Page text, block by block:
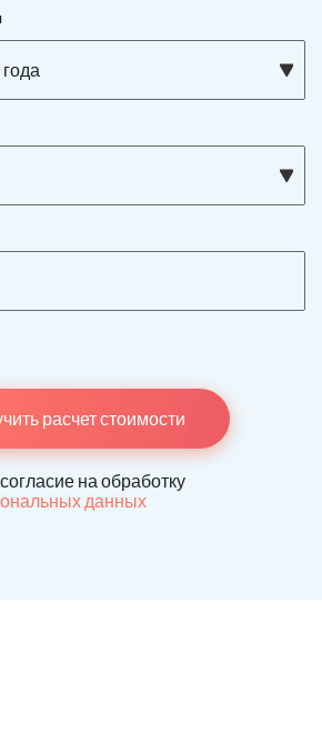
расчет стоимости
на обработку
данных